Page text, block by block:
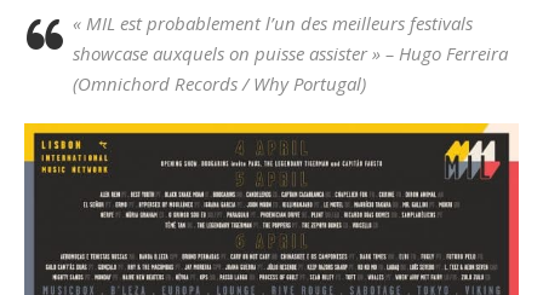
« MIL est probablement l’un des meilleurs festivals
showcase auxquels on puisse assister » – Hugo Ferreira
(Omnichord Records / Why Portugal)